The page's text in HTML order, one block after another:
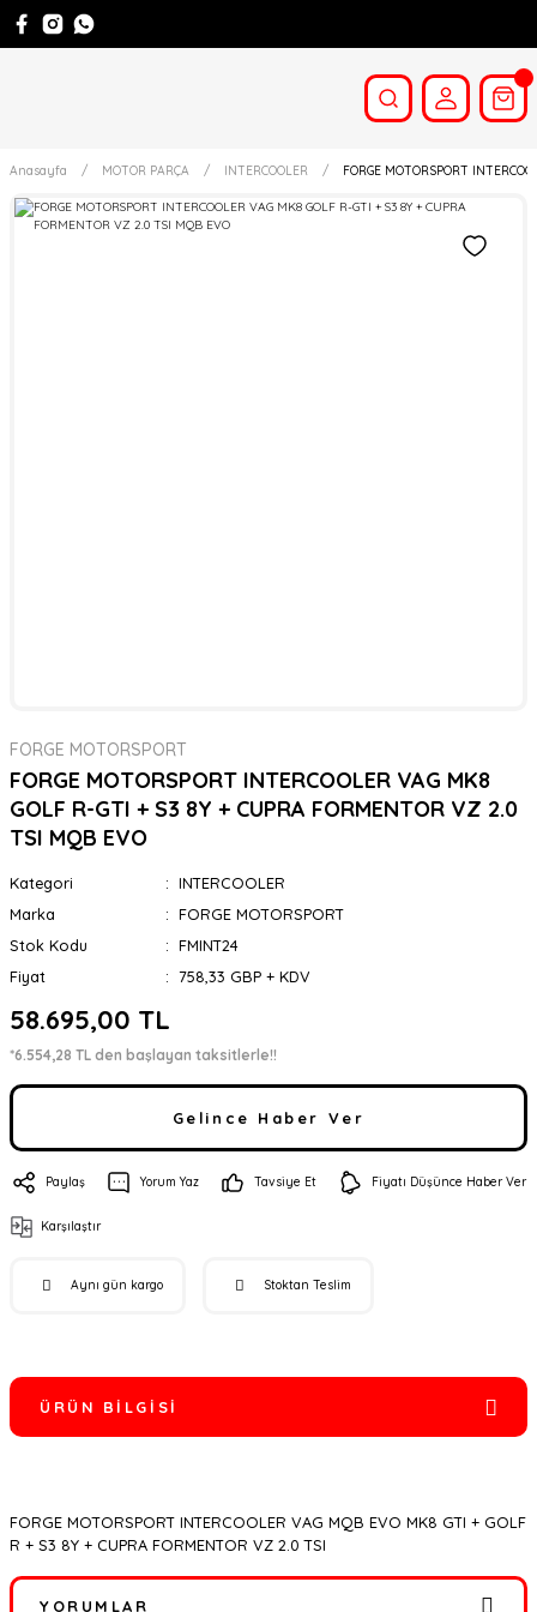
Anasayfa MOTOR PARÇA INTERCOOLER FORGE MOTORSPORT
FORGE MOTORSPORT
FORGE MOTORSPORT INTERCOOLER VAG MK8
GOLF R-GTI + S3 8Y + CUPRA FORMENTOR VZ 2.0
TSI MQB EVO
Kategori
INTERCOOLER
Marka
FORGE MOTORSPORT
Stok Kodu
FMINT24
Fiyat
758,33 GBP + KDV
58.695,00 TL
*6.554,28 TL den başlayan taksitlerle!!
Gelince Haber Ver
Paylaş Yorum Yaz Tavsiye Et Fiyatı Düşünce Haber Ver
Karşılaştır
Aynı gün kargo Stoktan Teslim
ÜRÜN BILGISI
FORGE MOTORSPORT INTERCOOLER VAG MQB EVO MK8 GTI + GOLF
R + S3 8Y + CUPRA FORMENTOR VZ 2.0 TSI
YORUMLAR